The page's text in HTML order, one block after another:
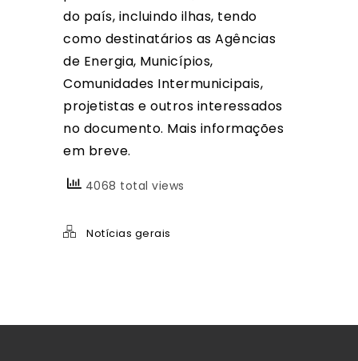
do país, incluindo ilhas, tendo
como destinatários as Agências
de Energia, Municípios,
Comunidades Intermunicipais,
projetistas e outros interessados
no documento. Mais informações
em breve.
4068 total views
Notícias gerais